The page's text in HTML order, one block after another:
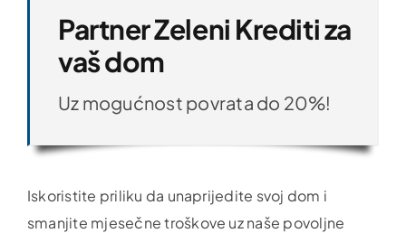
Partner Zeleni Krediti za
vaš dom
Uz mogućnost povrata do 20%!
Iskoristite priliku da unaprijedite svoj dom i
smanjite mjesečne troškove uz naše povoljne